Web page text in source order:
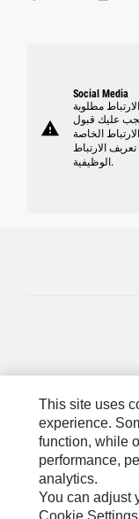
warning
Social Media
مطلوبة
عليك قبول
الخاصة
الارتباط
الوظيفية.
This site uses
experience.
function, while
performance,
analytics.
You can adjust
Cookie Settings.